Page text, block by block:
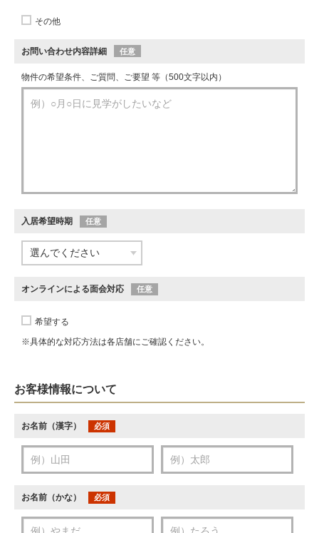
その他
お問い合わせ内容詳細 任意
物件の希望条件、ご質問、ご要望 等（500文字以内）
入居希望時期 任意
オンラインによる面会対応 任意
希望する
※具体的な対応方法は各店舗にご確認ください。
お客様情報について
お名前（漢字） 必須
お名前（かな） 必須